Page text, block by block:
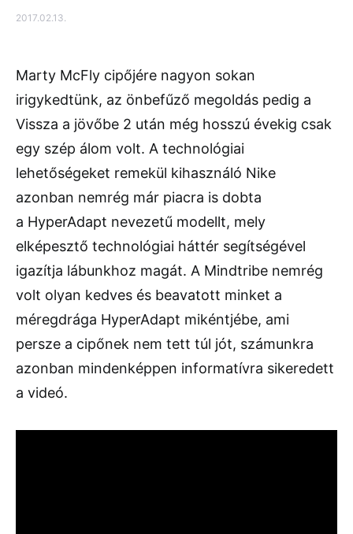
2017.02.13.
Marty McFly cipőjére nagyon sokan
irigykedtünk, az önbefűző megoldás pedig a
Vissza a jövőbe 2 után még hosszú évekig csak
egy szép álom volt. A technológiai
lehetőségeket remekül kihasználó Nike
azonban nemrég már piacra is dobta
a HyperAdapt nevezetű modellt, mely
elképesztő technológiai háttér segítségével
igazítja lábunkhoz magát. A Mindtribe nemrég
volt olyan kedves és beavatott minket a
méregdrága HyperAdapt mikéntjébe, ami
persze a cipőnek nem tett túl jót, számunkra
azonban mindenképpen informatívra sikeredett
a videó.